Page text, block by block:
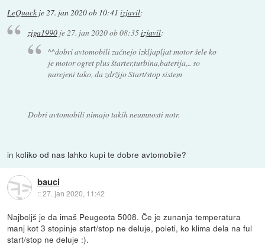
LeQuack je27. jan 2020 ob 10:41 izjavil:
ziga1990je 27. jan 2020 ob 08:35izjavil:
^^dobri avtomobili začnejo izkljapljat motor šele ko
je motor ogret plus štarter,turbina,baterija,.. so
narejeni tako, da zdržijo Start/stop sistem
Dobri avtomobili nimajo takih neumnosti notr.
in koliko od nas lahko kupi te dobre avtomobile?
bauci
::27. jan 2020, 11:42
Najboljš je da imaš Peugeota 5008. Če je zunanja temperatura
manj kot 3 stopinje start/stop ne deluje, poleti, ko klima dela na ful
start/stop ne deluje :).